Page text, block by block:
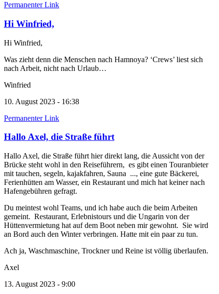
Permanenter Link
Hi Winfried,
Hi Winfried,
Was zieht denn die Menschen nach Hamnoya? ‘Crews’ liest sich
nach Arbeit, nicht nach Urlaub…
Winfried
10. August 2023 - 16:38
Permanenter Link
Hallo Axel, die Straße führt
Hallo Axel, die Straße führt hier direkt lang, die Aussicht von der
Brücke steht wohl in den Reiseführern, es gibt einen Touranbieter
mit tauchen, segeln, kajakfahren, Sauna ..., eine gute Bäckerei,
Ferienhütten am Wasser, ein Restaurant und mich hat keiner nach
Hafengebühren gefragt.
Du meintest wohl Teams, und ich habe auch die beim Arbeiten
gemeint. Restaurant, Erlebnistours und die Ungarin von der
Hüttenvermietung hat auf dem Boot neben mir gewohnt. Sie wird
an Bord auch den Winter verbringen. Hatte mit ein paar zu tun.
Ach ja, Waschmaschine, Trockner und Reine ist völlig überlaufen.
Axel
13. August 2023 - 9:00